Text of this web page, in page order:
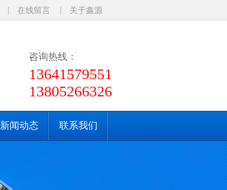
在线留言 关于鑫源
咨询热线：
13641579551
13805266326
新闻动态 联系我们